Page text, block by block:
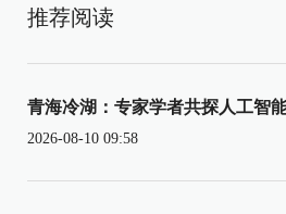
推荐阅读
青海冷湖：专家学者共探人工智
2026-08-10 09:58